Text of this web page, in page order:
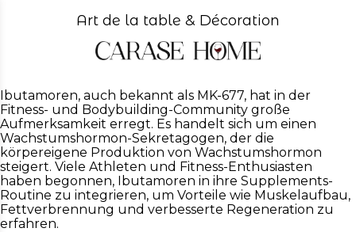
Art de la table & Décoration
Ibutamoren, auch bekannt als MK-677, hat in der
Fitness- und Bodybuilding-Community große
Aufmerksamkeit erregt. Es handelt sich um einen
Wachstumshormon-Sekretagogen, der die
körpereigene Produktion von Wachstumshormon
steigert. Viele Athleten und Fitness-Enthusiasten
haben begonnen, Ibutamoren in ihre Supplements-
Routine zu integrieren, um Vorteile wie Muskelaufbau,
Fettverbrennung und verbesserte Regeneration zu
erfahren.